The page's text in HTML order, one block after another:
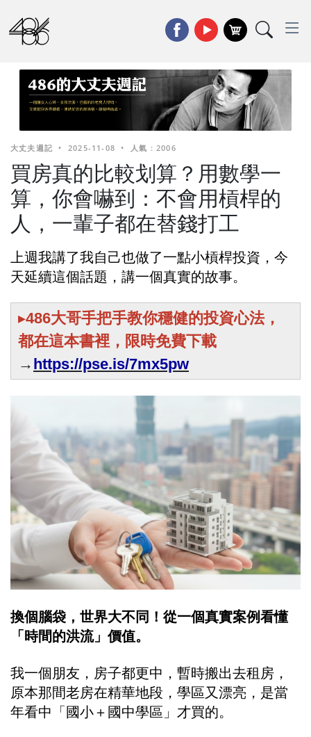
大丈夫週記 • 2025-11-08 • 人氣 : 2006
買房真的比較划算？用數學一
算，你會嚇到：不會用槓桿的
人，一輩子都在替錢打工
上週我講了我自己也做了一點小槓桿投資，今
天延續這個話題，講一個真實的故事。
▸486大哥手把手教你穩健的投資心法，
都在這本書裡，限時免費下載
→ https://pse.is/7mx5pw
換個腦袋，世界大不同！ 從一個真實案例看懂
「時間的洪流」價值。
我一個朋友，房子都更中，暫時搬出去租房，
原本那間老房在精華地段，學區又漂亮，是當
年看中「國小＋國中學區」才買的。